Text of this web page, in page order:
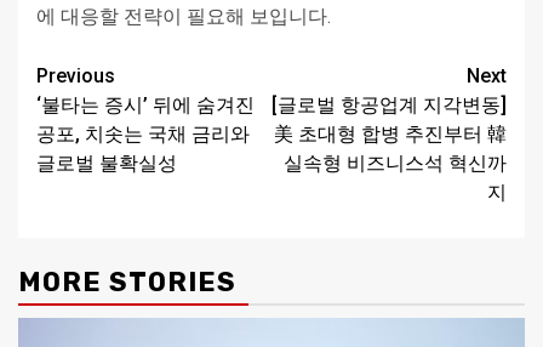
에 대응할 전략이 필요해 보입니다.
Continue
Reading
Previous
‘불타는 증시’ 뒤에 숨겨진
공포, 치솟는 국채 금리와
글로벌 불확실성
Next
[글로벌 항공업계 지각변동]
美 초대형 합병 추진부터 韓
실속형 비즈니스석 혁신까
지
MORE STORIES